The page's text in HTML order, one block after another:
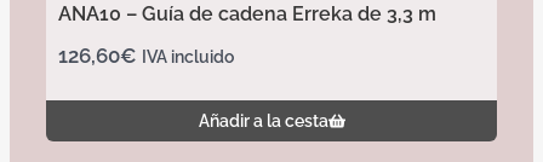
ANA10 – Guía de cadena Erreka de 3,3 m
126,60€ IVA incluido
Añadir a la cesta